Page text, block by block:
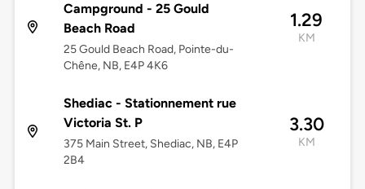
Campground - 25 Gould
Beach Road
25 Gould Beach Road, Pointe-du-
Chêne, NB, E4P 4K6
1.29
KM
Shediac - Stationnement rue
Victoria St. P
375 Main Street, Shediac, NB, E4P
2B4
3.30
KM